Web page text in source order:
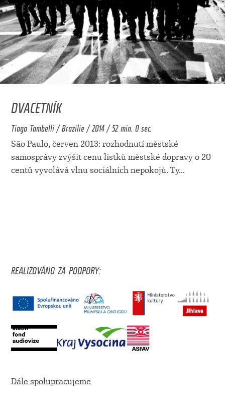
DVACETNÍK
Tiago Tambelli / Brazílie / 2014 / 52 min. 0 sec.
São Paulo, červen 2013: rozhodnutí městské
samosprávy zvýšit cenu lístků městské dopravy o 20
centů vyvolává vlnu sociálních nepokojů. Ty...
REALIZOVÁNO ZA PODPORY:
Dále spolupracujeme